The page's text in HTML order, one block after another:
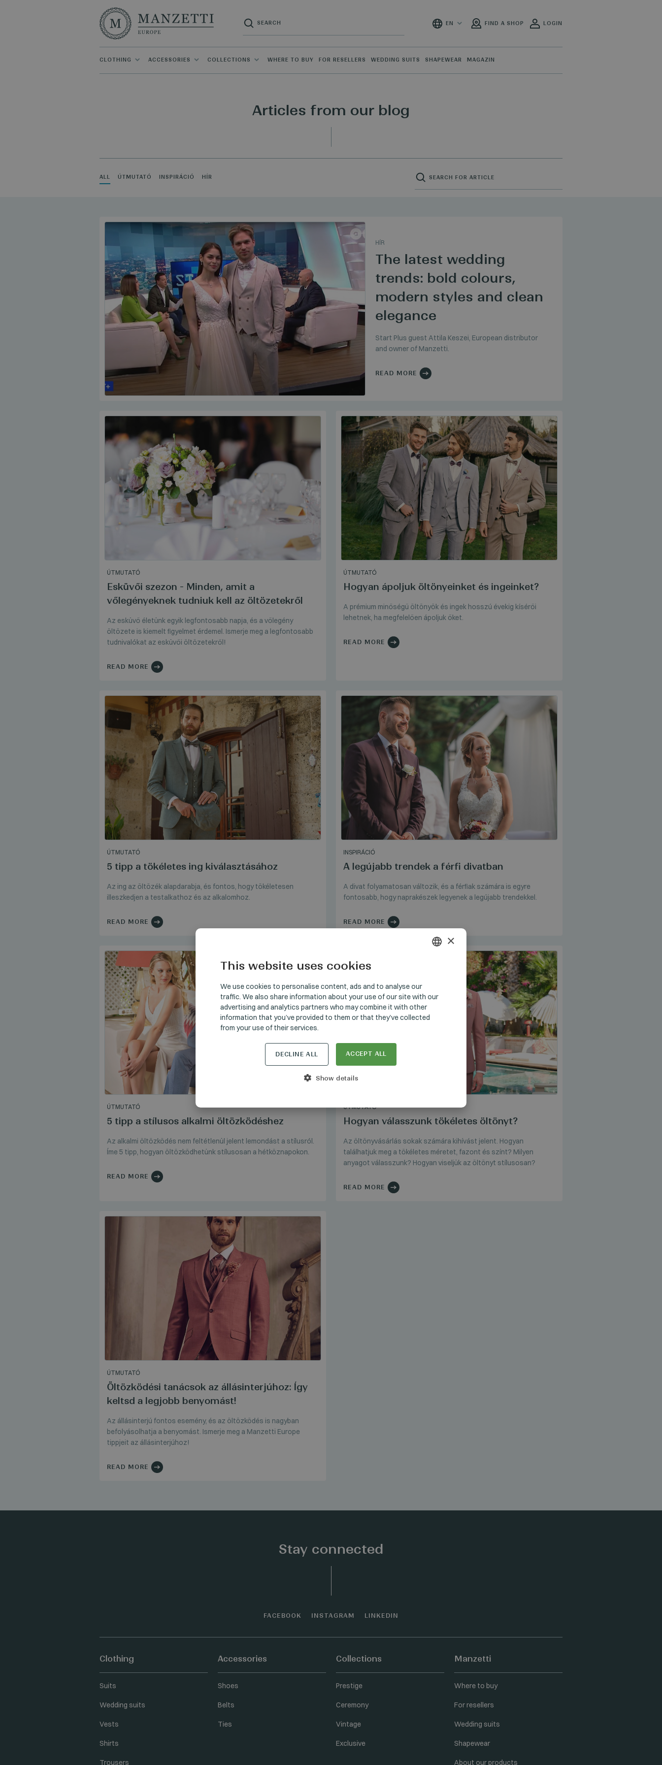
EN FIND A SHOP LOGIN
CLOTHING ACCESSORIES COLLECTIONS WHERE TO BUY FOR RESELLERS WEDDING SUITS SHAPEWEAR MAGAZIN
Articles from our blog
ALL ÚTMUTATÓ INSPIRÁCIÓ HÍR
HÍR
The latest wedding
trends: bold colours,
modern styles and clean
elegance
Start Plus guest Attila Keszei, European distributor
and owner of Manzetti.
READ MORE
ÚTMUTATÓ
Esküvői szezon - Minden, amit a
vőlegényeknek tudniuk kell az öltözetekről
Az esküvő életünk egyik legfontosabb napja, és a vőlegény
öltözete is kiemelt figyelmet érdemel. Ismerje meg a legfontosabb
tudnivalókat az esküvői öltözetekről!
READ MORE
ÚTMUTATÓ
Hogyan ápoljuk öltönyeinket és ingeinket?
A prémium minőségű öltönyök és ingek hosszú évekig kísérői
lehetnek, ha megfelelően ápoljuk őket.
READ MORE
ÚTMUTATÓ
5 tipp a tökéletes ing kiválasztásához
Az ing az öltözék alapdarabja, és fontos, hogy tökéletesen
illeszkedjen a testalkathoz és az alkalomhoz.
READ MORE
INSPIRÁCIÓ
A legújabb trendek a férfi divatban
A divat folyamatosan változik, és a férfiak számára is egyre
fontosabb, hogy naprakészek legyenek a legújabb trendekkel.
READ MORE
ÚTMUTATÓ
5 tipp a stílusos alkalmi öltözködéshez
Az alkalmi öltözködés nem feltétlenül jelent lemondást a stílusról.
Íme 5 tipp, hogyan öltözködhetünk stílusosan a hétköznapokon.
READ MORE
ÚTMUTATÓ
Hogyan válasszunk tökéletes öltönyt?
Az öltönyvásárlás sokak számára kihívást jelent. Hogyan
találhatjuk meg a tökéletes méretet, fazont és színt? Milyen
anyagot válasszunk? Hogyan viseljük az öltönyt stílusosan?
READ MORE
ÚTMUTATÓ
Öltözködési tanácsok az állásinterjúhoz: Így
keltsd a legjobb benyomást!
Az állásinterjú fontos esemény, és az öltözködés is nagyban
befolyásolhatja a benyomást. Ismerje meg a Manzetti Europe
tippjeit az állásinterjúhoz!
READ MORE
Stay connected
FACEBOOK INSTAGRAM LINKEDIN
Clothing
Suits
Wedding suits
Vests
Shirts
Trousers
Accessories
Shoes
Belts
Ties
Collections
Prestige
Ceremony
Vintage
Exclusive
Manzetti
Where to buy
For resellers
Wedding suits
Shapewear
About our products
GERMAN
ENGLISH
×
This website uses cookies
We use cookies to personalise content, ads and to analyse our
traffic. We also share information about your use of our site with our
advertising and analytics partners who may combine it with other
information that you’ve provided to them or that they’ve collected
from your use of their services.
ACCEPT ALL
DECLINE ALL
Show details